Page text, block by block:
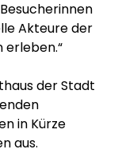
Akteure der
erleben.“
der Stadt
in Kürze
aus.